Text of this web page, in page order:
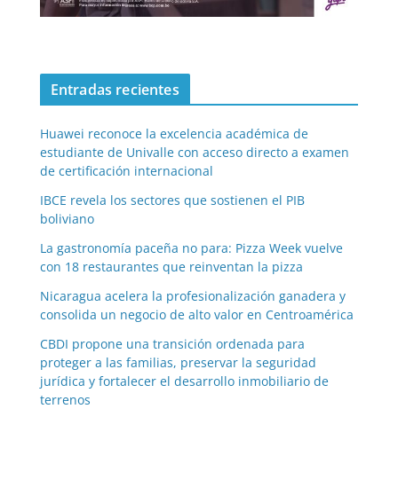
Entradas recientes
Huawei reconoce la excelencia académica de
estudiante de Univalle con acceso directo a examen
de certificación internacional
IBCE revela los sectores que sostienen el PIB
boliviano
La gastronomía paceña no para: Pizza Week vuelve
con 18 restaurantes que reinventan la pizza
Nicaragua acelera la profesionalización ganadera y
consolida un negocio de alto valor en Centroamérica
CBDI propone una transición ordenada para
proteger a las familias, preservar la seguridad
jurídica y fortalecer el desarrollo inmobiliario de
terrenos